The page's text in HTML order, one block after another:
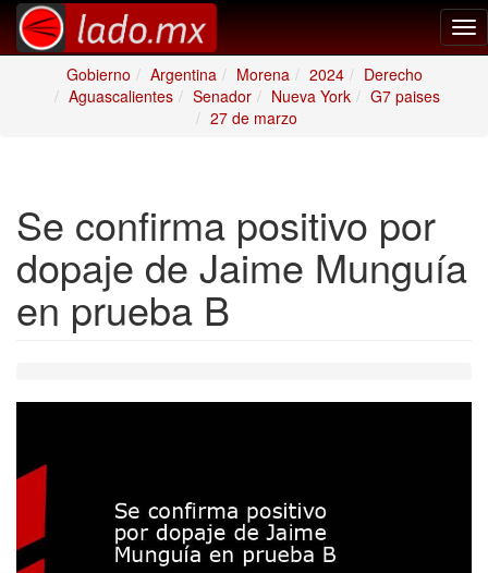
Gobierno
Argentina Morena 2024
Derecho
Aguascalientes
Senador Nueva York
G7 paises
27 de marzo
Se confirma positivo por
dopaje de Jaime Munguía
en prueba B